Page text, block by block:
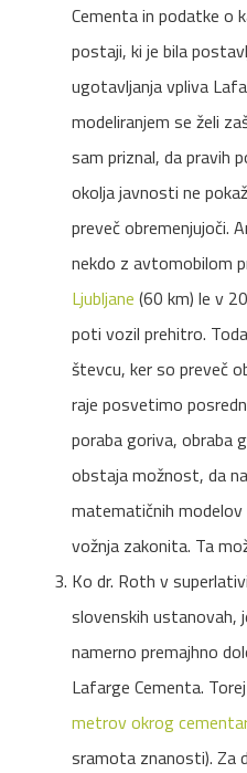
Cementa in podatke o
postaji, ki je bila
ugotavljanja vpliva
modeliranjem se želi
sam priznal, da pravih
okolja javnosti ne
preveč obremenjujoči.
nekdo z avtomobilom
Ljubljane (60 km) le v
poti vozil prehitro.
števcu, ker so preveč
raje posvetimo
poraba goriva,
obstaja možnost, da
matematičnih
vožnja zakonita. Ta
Ko dr. Roth v
slovenskih ustanovah,
namerno premajhno
Lafarge Cementa.
metrov okrog
sramota znanosti). Za